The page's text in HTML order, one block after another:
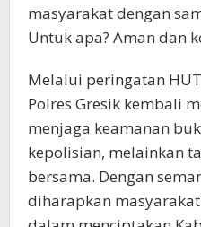
masyarakat dengan
Untuk apa? Aman dan
Melalui peringatan
Polres Gresik kembali
menjaga keamanan
kepolisian, melainkan
bersama. Dengan
diharapkan